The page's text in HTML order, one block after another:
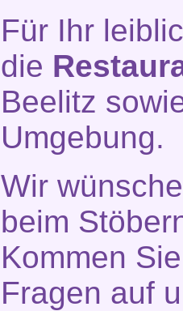
Für Ihr
die
Beelitz
Umgebung.
Wir
beim
Kommen
Fragen auf